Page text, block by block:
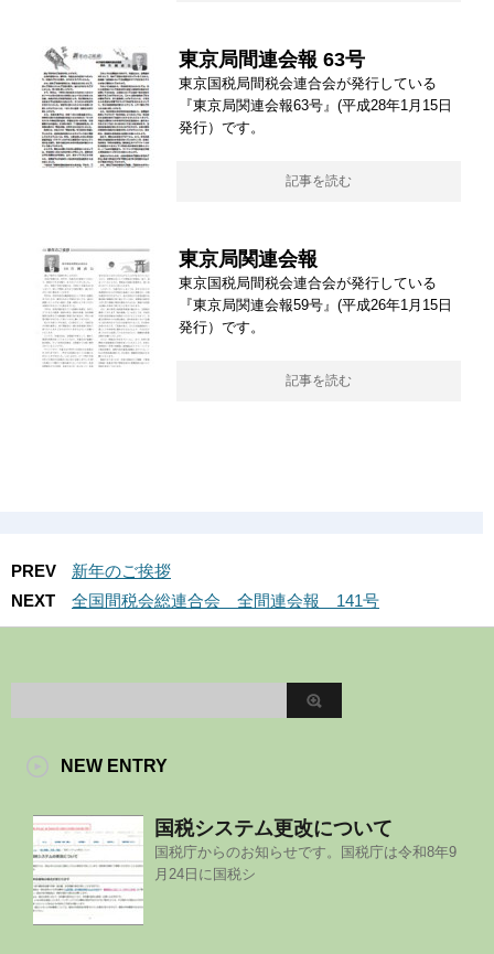
東京局間連会報 63号
東京国税局間税会連合会が発行している
『東京局関連会報63号』(平成28年1月15日
発行）です。
記事を読む
東京局関連会報
東京国税局間税会連合会が発行している
『東京局関連会報59号』(平成26年1月15日
発行）です。
記事を読む
PREV
新年のご挨拶
NEXT
全国間税会総連合会 全間連会報 141号
NEW ENTRY
国税システム更改について
国税庁からのお知らせです。国税庁は令和8年9
月24日に国税シ